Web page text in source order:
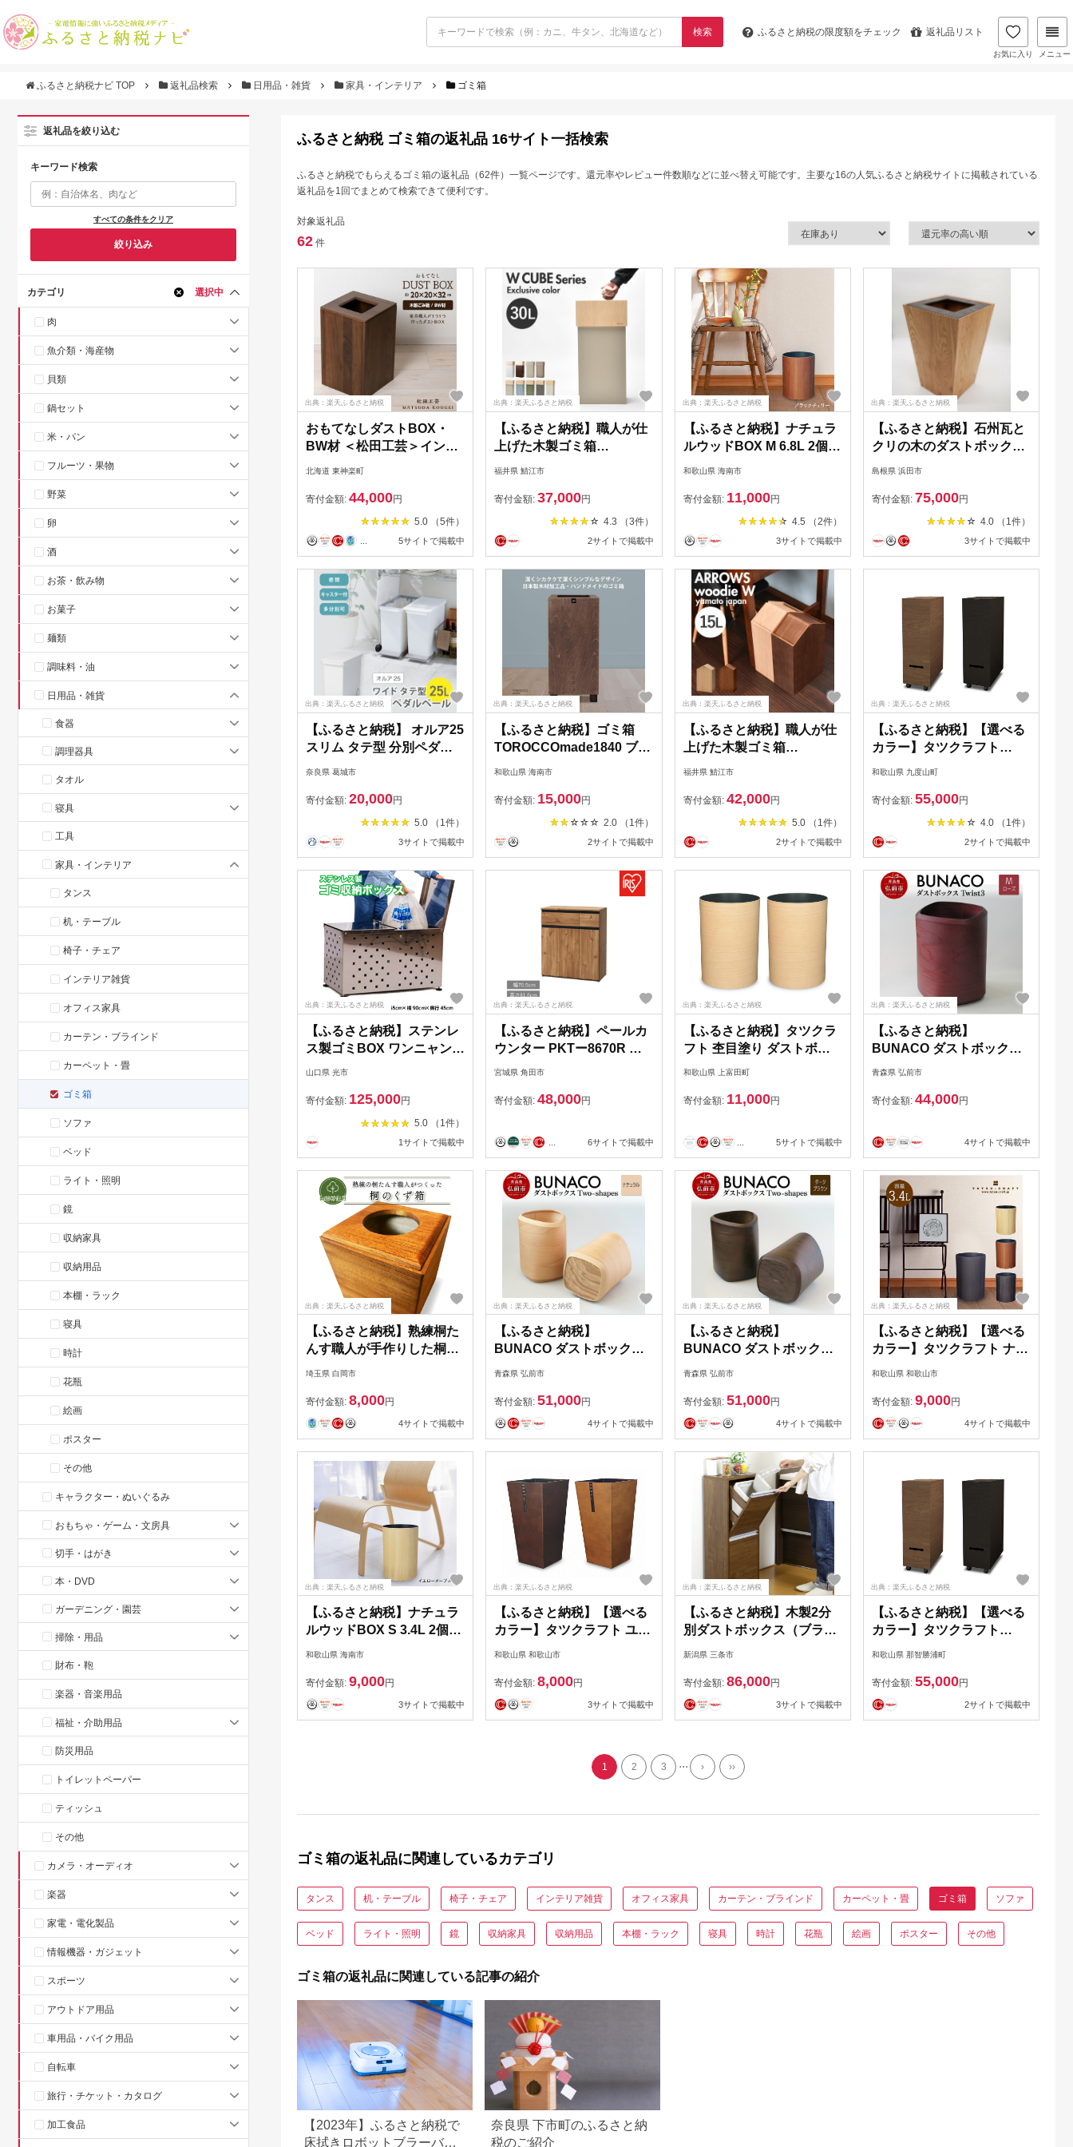
検索 ふるさと納税の限度額をチェック 返礼品リスト
お気に入り メニュー
ふるさと納税ナビ TOP 返礼品検索 日用品・雑貨 家具・インテリア ゴミ箱
返礼品を絞り込む
キーワード検索
すべての条件をクリア
絞り込み
カテゴリ 選択中
肉
魚介類・海産物
貝類
鍋セット
米・パン
フルーツ・果物
野菜
卵
酒
お茶・飲み物
お菓子
麺類
調味料・油
日用品・雑貨
食器
調理器具
タオル
寝具
工具
家具・インテリア
タンス
机・テーブル
椅子・チェア
インテリア雑貨
オフィス家具
カーテン・ブラインド
カーペット・畳
ゴミ箱
ソファ
ベッド
ライト・照明
鏡
収納家具
収納用品
本棚・ラック
寝具
時計
花瓶
絵画
ポスター
その他
キャラクター・ぬいぐるみ
おもちゃ・ゲーム・文房具
切手・はがき
本・DVD
ガーデニング・園芸
掃除・用品
財布・鞄
楽器・音楽用品
福祉・介助用品
防災用品
トイレットペーパー
ティッシュ
その他
カメラ・オーディオ
楽器
家電・電化製品
情報機器・ガジェット
スポーツ
アウトドア用品
車用品・バイク用品
自転車
旅行・チケット・カタログ
加工食品
ふるさと納税 ゴミ箱の返礼品 16サイト一括検索
ふるさと納税でもらえるゴミ箱の返礼品（62件）一覧ページです。還元率やレビュー件数順などに並べ替え可能です。主要な16の人気ふるさと納税サイトに掲載されている
返礼品を1回でまとめて検索できて便利です。
対象返礼品
62 件
出典：楽天ふるさと納税
おもてなしダストBOX・
BW材 ＜松田工芸＞インテ
リア 雑貨 収納 ゴミ箱 ダス
神楽町 ふるさと納税 北海
北海道 東神楽町
寄付金額: 44,000円
5.0 （5件）
5サイトで掲載中
出典：楽天ふるさと納税
【ふるさと納税】職人が仕
上げた木製ゴミ箱
「WCUBE30」 [D-13501] /
ュラル ゴミ箱 ダストボッ
クス 木製 30L 袋が見えな
い シンプル 福井県鯖江市
福井県 鯖江市
寄付金額:37,000円
4.3 （3件）
2サイトで掲載中
出典：楽天ふるさと納税
【ふるさと納税】ナチュラ
ルウッドBOX M 6.8L 2個組
ブラックチェリー タツクラ
和歌山県 海南市
寄付金額: 11,000円
4.5 （2件）
3サイトで掲載中
出典：楽天ふるさと納税
【ふるさと納税】石州瓦と
クリの木のダストボックス
伝統技術 職人の技 新生活
島根県 浜田市
寄付金額: 75,000円
4.0 （1件）
3サイトで掲載中
出典：楽天ふるさと納税
【ふるさと納税】 オルア25
スリム タテ型 分別ペダル
ペール LBD-13 ／ ゴミ箱
ャスター 日本製 オシャレ
ライクイット like-it
奈良県 葛城市
寄付金額: 20,000円
5.0 （1件）
3サイトで掲載中
出典：楽天ふるさと納税
【ふるさと納税】ゴミ箱
TOROCCOmade1840 ブラ
ウン色 9リットル ダストボ
トボックス ハンドメイド
収納 インテリア ゴミ箱
和歌山県 海南市
寄付金額: 15,000円
2.0 （1件）
2サイトで掲載中
出典：楽天ふるさと納税
【ふるさと納税】職人が仕
上げた木製ゴミ箱
「ARROWS woodie W」
リア ナチュラル ゴミ箱 木
製 日本製 15L 袋が見えな
い シンプル ヤマト工芸 福
井県鯖江市
福井県 鯖江市
寄付金額: 42,000円
5.0 （1件）
2サイトで掲載中
出典：楽天ふるさと納税
【ふるさと納税】【選べる
カラー】タツクラフト
Bosk バスク グランデ ペー
Bosk バスク キッチン ペー
ル キッチン 橋本達之助工
芸 TATSU-CRAFT おしゃ
れ 送料無料 ごみ箱 ダスト
ボックス くず入れ 日本製
和歌山県 九度山町
寄付金額: 55,000円
4.0 （1件）
2サイトで掲載中
出典：楽天ふるさと納税
【ふるさと納税】ステンレ
ス製ゴミBOX ワンニャンカ
アmini（ご家庭用） ゴミ箱
ボックス ふた付き 屋外 玄
関 AL0201
山口県 光市
寄付金額: 125,000円
5.0 （1件）
1サイトで掲載中
出典：楽天ふるさと納税
【ふるさと納税】ペールカ
ウンター PKTー8670R ナ
チュラル
宮城県 角田市
寄付金額:48,000円
6サイトで掲載中
出典：楽天ふるさと納税
【ふるさと納税】タツクラ
フト 杢目塗り ダストボッ
クス M ひのき杢 6.8L 2個組
納 ゴミ箱
和歌山県 上富田町
寄付金額: 11,000円
5サイトで掲載中
出典：楽天ふるさと納税
【ふるさと納税】
BUNACO ダストボックス
Twist3 Mサイズ（ローズ）
木工 木工細工 木工品 木製
青森県 弘前市
寄付金額: 44,000円
4サイトで掲載中
出典：楽天ふるさと納税
【ふるさと納税】熟練桐た
んす職人が手作りした桐の
くず箱 【11246-0116】
埼玉県 白岡市
寄付金額: 8,000円
4サイトで掲載中
出典：楽天ふるさと納税
【ふるさと納税】
BUNACO ダストボックス
Two-shapes インナー付
木工細工 木工品 木製 木製
品]
青森県 弘前市
寄付金額:51,000円
4サイトで掲載中
出典：楽天ふるさと納税
【ふるさと納税】
BUNACO ダストボックス
Two-shapes インナー付
木工 木工細工 木工品 木製
木製品]
青森県 弘前市
寄付金額: 51,000円
4サイトで掲載中
出典：楽天ふるさと納税
【ふるさと納税】【選べる
カラー】タツクラフト ナチ
ュラルウッドBOX S 3.4L 2
Bosk バスク キッチン ペー
ル キッチン 橋本達之助工
芸 TATSU-CRAFT おしゃ
れ 送料無料 ごみ箱 ダスト
和歌山県 和歌山市
寄付金額: 9,000円
4サイトで掲載中
出典：楽天ふるさと納税
【ふるさと納税】ナチュラ
ルウッドBOX S 3.4L 2個組
イエローメープル タツクラ
和歌山県 海南市
寄付金額: 9,000円
3サイトで掲載中
出典：楽天ふるさと納税
【ふるさと納税】【選べる
カラー】タツクラフト ユー
ロスタイルBOX L角 9.5L
スク キッチン ペール キッ
チン 橋本達之助工芸
TATSU-CRAFT おしゃれ
ックス くず入れ 日本製
和歌山県 和歌山市
寄付金額:8,000円
3サイトで掲載中
出典：楽天ふるさと納税
【ふるさと納税】木製2分
別ダストボックス（ブラウ
ン）ゴミ箱 おしゃれ イン
口工器] 【069S003】
新潟県 三条市
寄付金額: 86,000円
3サイトで掲載中
出典：楽天ふるさと納税
【ふるさと納税】【選べる
カラー】タツクラフト
Bosk バスク グランデ ペー
キッチン ペール キッチン
おしゃれ 送料無料 ごみ箱
日本製
和歌山県 那智勝浦町
寄付金額: 55,000円
2サイトで掲載中
1 2 3 ... › ››
ゴミ箱の返礼品に関連しているカテゴリ
タンス 机・テーブル 椅子・チェア インテリア雑貨 オフィス家具 カーテン・ブラインド カーペット・畳 ゴミ箱 ソファ
ベッド ライト・照明 鏡 収納家具 収納用品 本棚・ラック 寝具 時計 花瓶 絵画 ポスター その他
ゴミ箱の返礼品に関連している記事の紹介
【2023年】ふるさと納税で
床拭きロボットブラーバは
奈良県 下市町のふるさと納
税のご紹介